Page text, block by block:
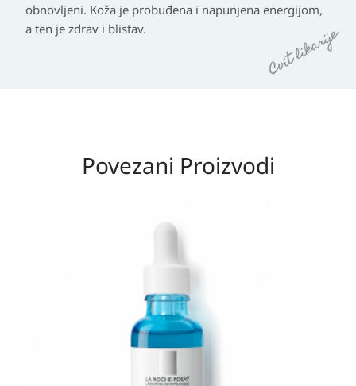
obnovljeni. Koža je probuđena i napunjena energijom,
a ten je zdrav i blistav.
Povezani Proizvodi